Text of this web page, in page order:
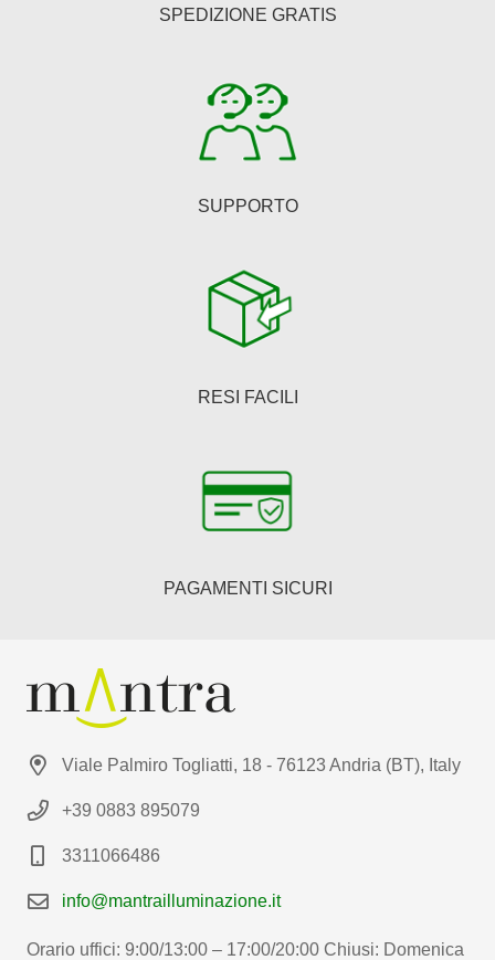
SPEDIZIONE GRATIS
SUPPORTO
RESI FACILI
PAGAMENTI SICURI
Viale Palmiro Togliatti, 18 - 76123 Andria (BT), Italy
+39 0883 895079
3311066486
info@mantrailluminazione.it
Orario uffici: 9:00/13:00 – 17:00/20:00 Chiusi: Domenica